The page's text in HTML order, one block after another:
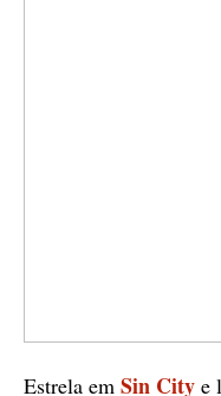
Estrela em Sin City e